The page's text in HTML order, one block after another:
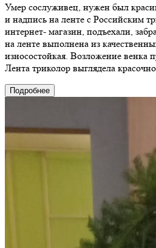
Умер сослуживец, нужен был
и надпись на ленте с Российским
интернет- магазин, подъехали,
на ленте выполнена из
износостойкая. Возложение
Лента триколор выглядела
Подробнее